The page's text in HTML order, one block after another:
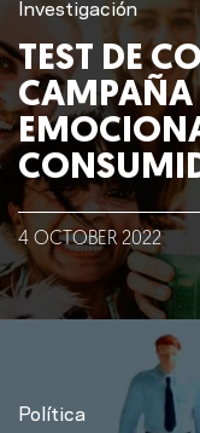
Investigación
TEST DE
CAMPAÑA
4 OCTOBER 2022
Política